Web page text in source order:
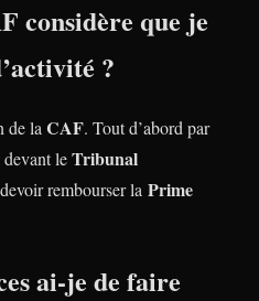
considère que je
?
de la CAF. Tout d’abord par
leTribunal
rembourser la Prime
ai-je de faire